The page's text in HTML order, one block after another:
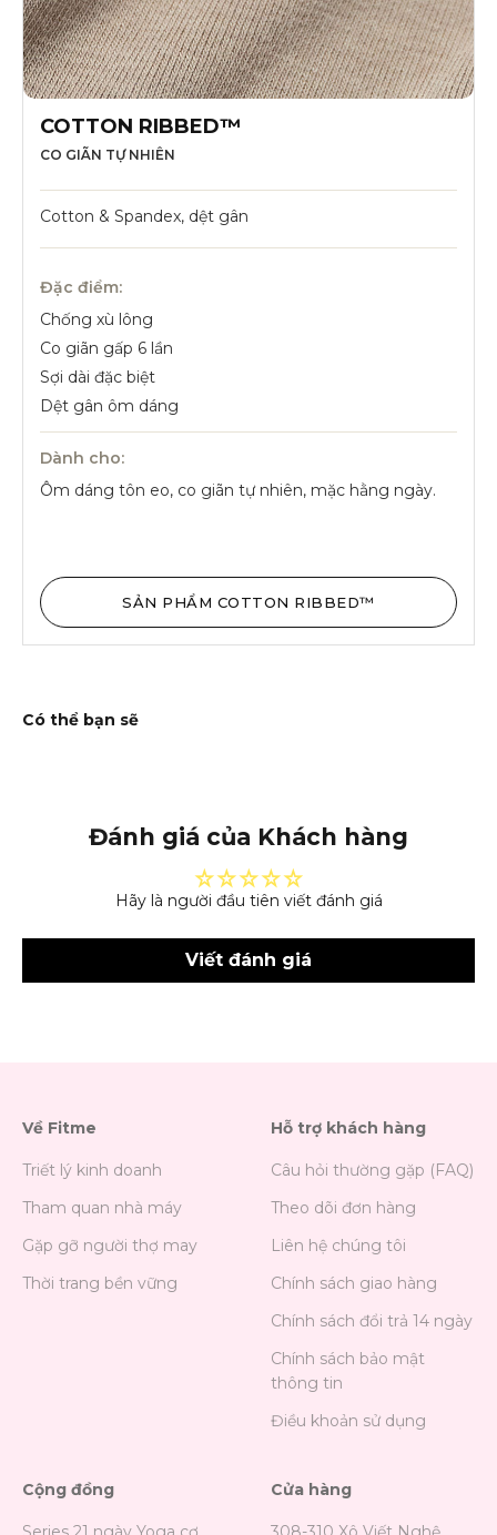
COTTON RIBBED™
CO GIÃN TỰ NHIÊN
Cotton & Spandex, dệt gân
Đặc điểm:
Chống xù lông
Co giãn gấp 6 lần
Sợi dài đặc biệt
Dệt gân ôm dáng
Dành cho:
Ôm dáng tôn eo, co giãn tự nhiên, mặc hằng ngày.
SẢN PHẨM COTTON RIBBED™
Đánh giá của Khách hàng
Hãy là người đầu tiên viết đánh giá
Viết đánh giá
Về Fitme
Triết lý kinh doanh
Tham quan nhà máy
Gặp gỡ người thợ may
Thời trang bền vững
Hỗ trợ khách hàng
Câu hỏi thường gặp (FAQ)
Theo dõi đơn hàng
Liên hệ chúng tôi
Chính sách giao hàng
Chính sách đổi trả 14 ngày
Chính sách bảo mật
thông tin
Điều khoản sử dụng
Cộng đồng Cửa hàng